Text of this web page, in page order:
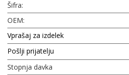
Šifra:
OEM:
Vprašaj za izdelek
Pošlji prijatelju
Stopnja davka